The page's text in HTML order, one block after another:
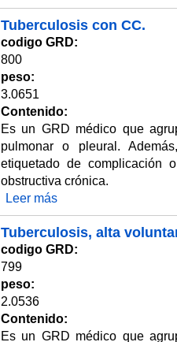
Tuberculosis con CC.
codigo GRD:
800
peso:
3.0651
Contenido:
Es un GRD médico que
pulmonar o pleural.
etiquetado de complicación
obstructiva crónica.
Leer más
Tuberculosis, alta
codigo GRD:
799
peso:
2.0536
Contenido:
Es un GRD médico que